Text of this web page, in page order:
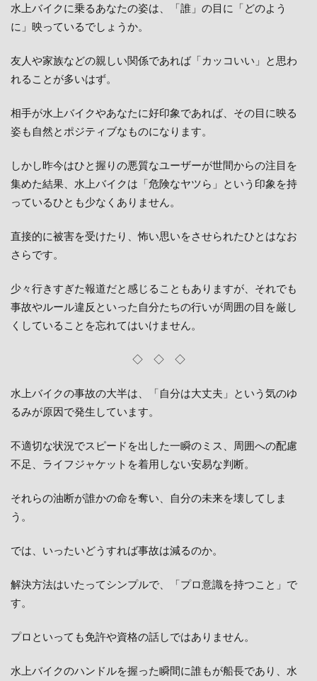
水上バイクに乗るあなたの姿は、「誰」の目に「どのよう
に」映っているでしょうか。
友人や家族などの親しい関係であれば「カッコいい」と思わ
れることが多いはず。
相手が水上バイクやあなたに好印象であれば、その目に映る
姿も自然とポジティブなものになります。
しかし昨今はひと握りの悪質なユーザーが世間からの注目を
集めた結果、水上バイクは「危険なヤツら」という印象を持
っているひとも少なくありません。
直接的に被害を受けたり、怖い思いをさせられたひとはなお
さらです。
少々行きすぎた報道だと感じることもありますが、それでも
事故やルール違反といった自分たちの行いが周囲の目を厳し
くしていることを忘れてはいけません。
◇ ◇ ◇
水上バイクの事故の大半は、「自分は大丈夫」という気のゆ
るみが原因で発生しています。
不適切な状況でスピードを出した一瞬のミス、周囲への配慮
不足、ライフジャケットを着用しない安易な判断。
それらの油断が誰かの命を奪い、自分の未来を壊してしま
う。
では、いったいどうすれば事故は減るのか。
解決方法はいたってシンプルで、「プロ意識を持つこと」で
す。
プロといっても免許や資格の話しではありません。
水上バイクのハンドルを握った瞬間に誰もが船長であり、水